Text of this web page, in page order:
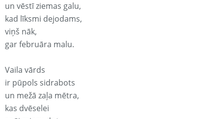
un vēstī ziemas galu,
kad līksmi dejodams,
viņš nāk,
gar februāra malu.
Vaila vārds
ir pūpols sidrabots
un mežā zaļa mētra,
kas dvēselei